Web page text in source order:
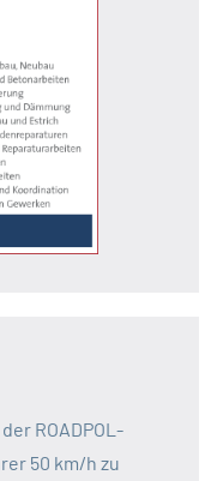
ROADPOL-
50 km/h zu